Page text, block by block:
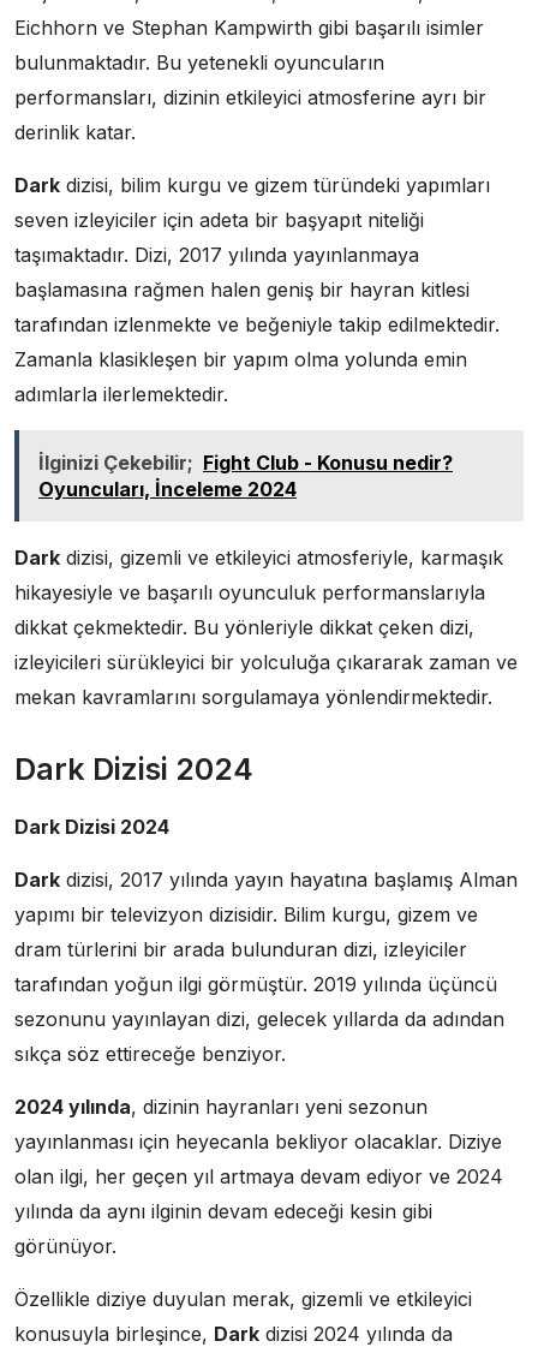
Eichhorn ve Stephan Kampwirth gibi başarılı isimler
bulunmaktadır. Bu yetenekli oyuncuların
performansları, dizinin etkileyici atmosferine ayrı bir
derinlik katar.
Dark dizisi, bilim kurgu ve gizem türündeki yapımları
seven izleyiciler için adeta bir başyapıt niteliği
taşımaktadır. Dizi, 2017 yılında yayınlanmaya
başlamasına rağmen halen geniş bir hayran kitlesi
tarafından izlenmekte ve beğeniyle takip edilmektedir.
Zamanla klasikleşen bir yapım olma yolunda emin
adımlarla ilerlemektedir.
İlginizi Çekebilir; Fight Club - Konusu nedir?
Oyuncuları, İnceleme 2024
Dark dizisi, gizemli ve etkileyici atmosferiyle, karmaşık
hikayesiyle ve başarılı oyunculuk performanslarıyla
dikkat çekmektedir. Bu yönleriyle dikkat çeken dizi,
izleyicileri sürükleyici bir yolculuğa çıkararak zaman ve
mekan kavramlarını sorgulamaya yönlendirmektedir.
Dark Dizisi 2024
Dark Dizisi 2024
Dark dizisi, 2017 yılında yayın hayatına başlamış Alman
yapımı bir televizyon dizisidir. Bilim kurgu, gizem ve
dram türlerini bir arada bulunduran dizi, izleyiciler
tarafından yoğun ilgi görmüştür. 2019 yılında üçüncü
sezonunu yayınlayan dizi, gelecek yıllarda da adından
sıkça söz ettireceğe benziyor.
2024 yılında, dizinin hayranları yeni sezonun
yayınlanması için heyecanla bekliyor olacaklar. Diziye
olan ilgi, her geçen yıl artmaya devam ediyor ve 2024
yılında da aynı ilginin devam edeceği kesin gibi
görünüyor.
Özellikle diziye duyulan merak, gizemli ve etkileyici
konusuyla birleşince, Dark dizisi 2024 yılında da